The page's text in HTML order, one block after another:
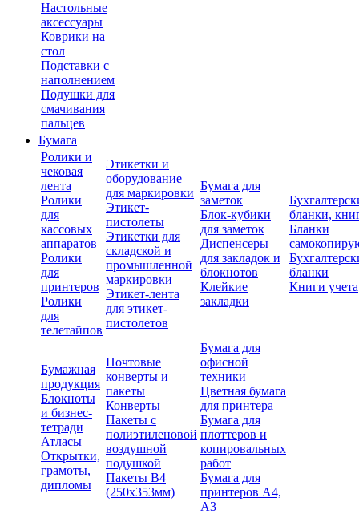
Настольные
аксессуары
Коврики на
стол
Подставки с
наполнением
Подушки для
смачивания
пальцев
Бумага
Ролики и
чековая
лента
Ролики
для
кассовых
аппаратов
Ролики
для
принтеров
Ролики
для
телетайпов
Этикетки и
оборудование
для маркировки
Этикет-
пистолеты
Этикетки для
складской и
промышленной
маркировки
Этикет-лента
для этикет-
пистолетов
Бумага для
заметок
Блок-кубики
для заметок
Диспенсеры
для закладок и
блокнотов
Клейкие
закладки
бланки,
Бланки
бланки
Книги учета
Бумажная
продукция
Блокноты
и бизнес-
тетради
Атласы
Открытки,
грамоты,
дипломы
Почтовые
конверты и
пакеты
Конверты
Пакеты с
полиэтиленовой
воздушной
подушкой
Пакеты В4
(250х353мм)
Бумага для
офисной
техники
Цветная бумага
для принтера
Бумага для
плоттеров и
копировальных
работ
Бумага для
принтеров А4,
А3